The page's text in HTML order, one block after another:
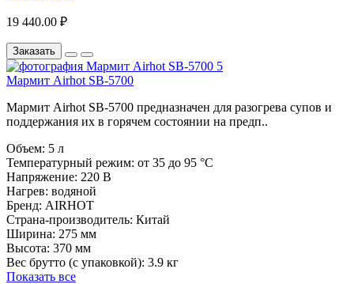
19 440.00 ₽
Заказать
Мармит Airhot SB-5700
Мармит Airhot SB-5700 предназначен для разогрева супов и
поддержания их в горячем состоянии на предп..
Объем: 5 л
Температурный режим: от 35 до 95 °C
Напряжение: 220 В
Нагрев: водяной
Бренд: AIRHOT
Страна-производитель: Китай
Ширина: 275 мм
Высота: 370 мм
Вес брутто (с упаковкой): 3.9 кг
Показать все